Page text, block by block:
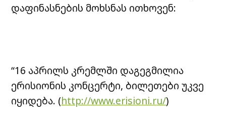
დაფინასნების მოხსნას ითხოვენ:
“16 აპრილს კრემლში დაგეგმილია
ერისიონის კონცერტი, ბილეთები უკვე
იყიდება. (http://www.erisioni.ru/)